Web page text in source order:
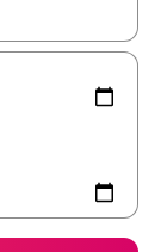
flèches vers le